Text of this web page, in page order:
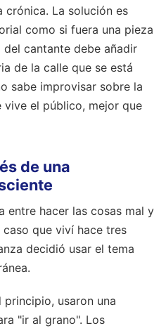
crónica. La solución es
como si fuera una pieza
cantante debe añadir
de la calle que se está
sabe improvisar sobre la
el público, mejor que
de una
entre hacer las cosas mal y
caso que viví hace tres
decidió usar el tema
usaron una
"ir al grano". Los